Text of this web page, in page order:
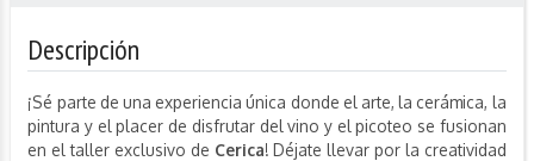
Descripción
¡Sé parte de una experiencia única donde el arte, la cerámica, la
pintura y el placer de disfrutar del vino y el picoteo se fusionan
en el taller exclusivo de Cerica! Déjate llevar por la creatividad